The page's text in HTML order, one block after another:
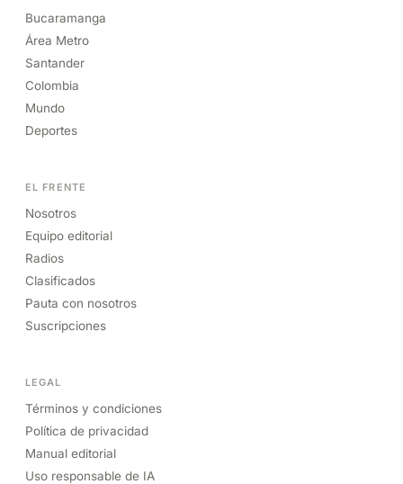
Bucaramanga
Área Metro
Santander
Colombia
Mundo
Deportes
EL FRENTE
Nosotros
Equipo editorial
Radios
Clasificados
Pauta con nosotros
Suscripciones
LEGAL
Términos y condiciones
Política de privacidad
Manual editorial
Uso responsable de IA